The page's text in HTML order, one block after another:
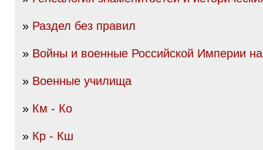
» Раздел без правил
» Войны и военные Российской Империи
» Военные училища
» Км - Ко
» Кр - Кш